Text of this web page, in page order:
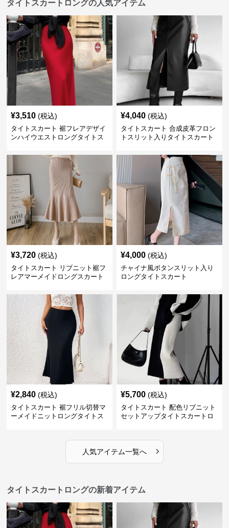
タイトスカートロングの人気アイテム
¥3,510 (税込)
タイトスカート 裾フレアデザイ
ンハイウエストロングタイトス
¥4,040 (税込)
タイトスカート 合成皮革フロン
トスリット入りタイトスカート
¥3,720 (税込)
タイトスカート リブニット裾フ
レアマーメイドロングスカート
¥4,000 (税込)
チャイナ風ボタンスリット入り
ロングタイトスカート
¥2,840 (税込)
タイトスカート 裾フリル切替マ
ーメイドニットロングタイトス
¥5,700 (税込)
タイトスカート 配色リブニット
セットアップタイトスカートロ
人気アイテム一覧へ ›
タイトスカートロングの新着アイテム